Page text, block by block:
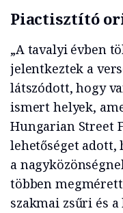
Piactisztító
„A tavalyi évben
jelentkeztek a
látszódott, hogy
ismert helyek,
Hungarian Street
lehetőséget adott,
a
többen
szakmai zsűri és